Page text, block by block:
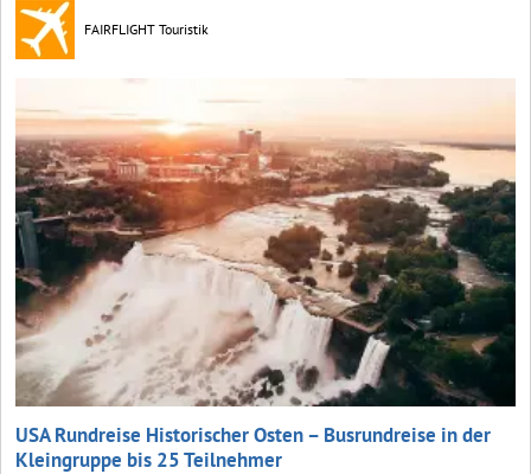
FAIRFLIGHT Touristik
USA Rundreise Historischer Osten – Busrundreise in der
Kleingruppe bis 25 Teilnehmer